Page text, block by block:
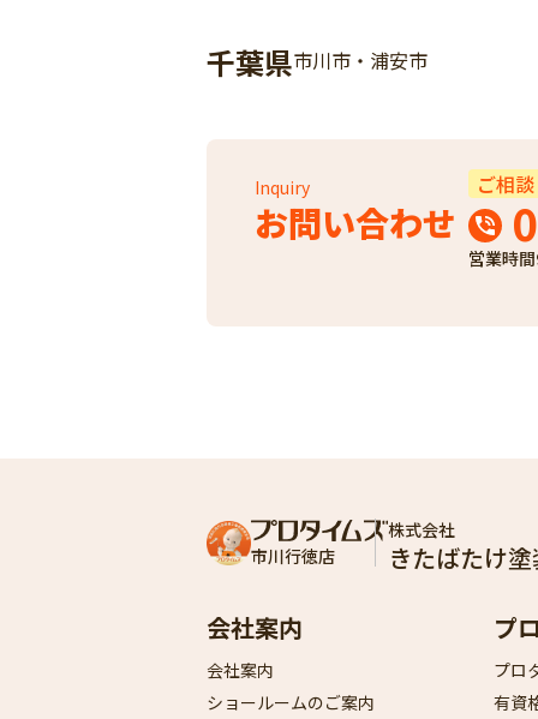
千葉県市川市・浦安市
お問い合わせ
Inquiry ご相
営業時間
市川行徳店
株式会社
きたばたけ
会社案内
会社案内
ショールームのご案内
プ
プロ
有資